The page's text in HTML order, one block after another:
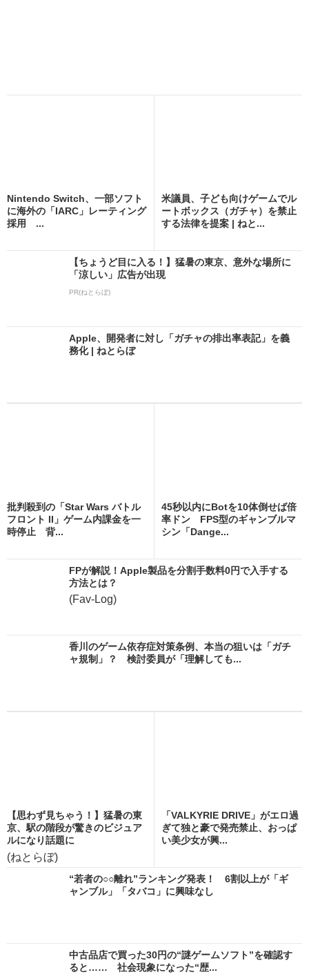
Nintendo Switch、一部ソフト
に海外の「IARC」レーティング
採用 ...
米議員、子ども向けゲームでル
ートボックス（ガチャ）を禁止
する法律を提案 | ねと...
【ちょうど目に入る！】猛暑の東京、意外な場所に
「涼しい」広告が出現
PR(ねとらぼ)
Apple、開発者に対し「ガチャの排出率表記」を義
務化 | ねとらぼ
批判殺到の「Star Wars バトル
フロント II」ゲーム内課金を一
時停止 背...
45秒以内にBotを10体倒せば倍
率ドン FPS型のギャンブルマ
シン「Dange...
FPが解説！Apple製品を分割手数料0円で入手する
方法とは？
(Fav-Log)
香川のゲーム依存症対策条例、本当の狙いは「ガチ
ャ規制」？ 検討委員が「理解しても...
【思わず見ちゃう！】猛暑の東
京、駅の階段が驚きのビジュア
ルになり話題に
(ねとらぼ)
「VALKYRIE DRIVE」がエロ過
ぎて独と豪で発売禁止、おっぱ
い美少女が興...
“若者の○○離れ”ランキング発表！ 6割以上が「ギ
ャンブル」「タバコ」に興味なし
中古品店で買った30円の“謎ゲームソフト”を確認す
ると…… 社会現象になった“歴...